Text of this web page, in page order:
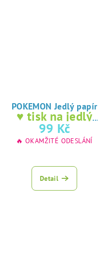
POKEMON Jedlý papír
♥ tisk na jedlý
papír
99 Kč
🔥 OKAMŽITÉ ODESLÁNÍ
Detail